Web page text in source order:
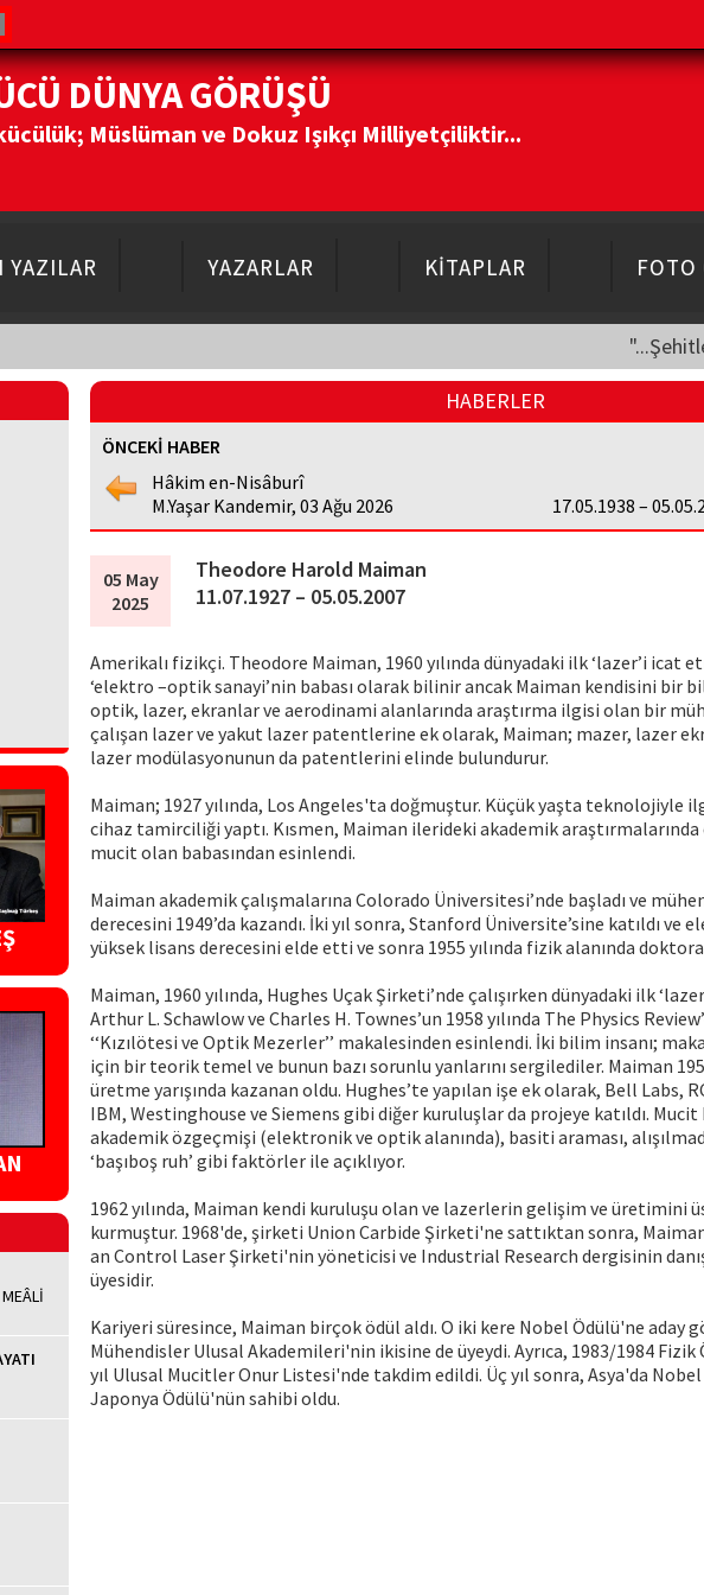
DÜNYA GÖRÜŞÜ
Müslüman ve Dokuz Işıkçı Milliyetçiliktir...
YAZILAR YAZARLAR KİTAPLAR FOTO
HABERLER
ÖNCEKİ HABER
Hâkim en-Nisâburî
M.Yaşar Kandemir, 03 Ağu 2026
17.05.1938 –
05 May
2025
Theodore Harold Maiman
11.07.1927 – 05.05.2007
Amerikalı fizikçi. Theodore Maiman, 1960 yılında dünyadaki ilk ‘lazer’i icat
‘elektro –optik sanayi’nin babası olarak bilinir ancak Maiman kendisini bir
optik, lazer, ekranlar ve aerodinami alanlarında araştırma ilgisi olan bir
çalışan lazer ve yakut lazer patentlerine ek olarak, Maiman; mazer, lazer
lazer modülasyonunun da patentlerini elinde bulundurur.
Maiman; 1927 yılında, Los Angeles'ta doğmuştur. Küçük yaşta teknolojiyle
cihaz tamirciliği yaptı. Kısmen, Maiman ilerideki akademik
mucit olan babasından esinlendi.
Maiman akademik çalışmalarına Colorado Üniversitesi’nde başladı ve
derecesini 1949’da kazandı. İki yıl sonra, Stanford Üniversite’sine katıldı ve
yüksek lisans derecesini elde etti ve sonra 1955 yılında fizik alanında
Maiman, 1960 yılında, Hughes Uçak Şirketi’nde çalışırken dünyadaki ilk
Arthur L. Schawlow ve Charles H. Townes’un 1958 yılında The Physics
‘‘Kızılötesi ve Optik Mezerler’’ makalesinden esinlendi. İki bilim insanı;
için bir teorik temel ve bunun bazı sorunlu yanlarını sergilediler. Maiman
üretme yarışında kazanan oldu. Hughes’te yapılan işe ek olarak, Bell Labs,
IBM, Westinghouse ve Siemens gibi diğer kuruluşlar da projeye katıldı. Mucit
akademik özgeçmişi (elektronik ve optik alanında), basiti araması,
‘başıboş ruh’ gibi faktörler ile açıklıyor.
1962 yılında, Maiman kendi kuruluşu olan ve lazerlerin gelişim ve üretimini
kurmuştur. 1968'de, şirketi Union Carbide Şirketi'ne sattıktan sonra, Maiman
an Control Laser Şirketi'nin yöneticisi ve Industrial Research dergisinin
üyesidir.
Kariyeri süresince, Maiman birçok ödül aldı. O iki kere Nobel Ödülü'ne aday
Mühendisler Ulusal Akademileri'nin ikisine de üyeydi. Ayrıca, 1983/1984 Fizik
yıl Ulusal Mucitler Onur Listesi'nde takdim edildi. Üç yıl sonra, Asya'da
Japonya Ödülü'nün sahibi oldu.